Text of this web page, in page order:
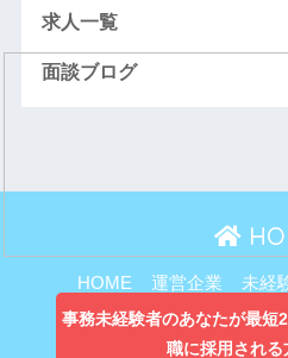
求人一覧
面談ブログ
HOME 運営企業
未経
主婦向け
事務未経験者のあなたが最短
職に採用される